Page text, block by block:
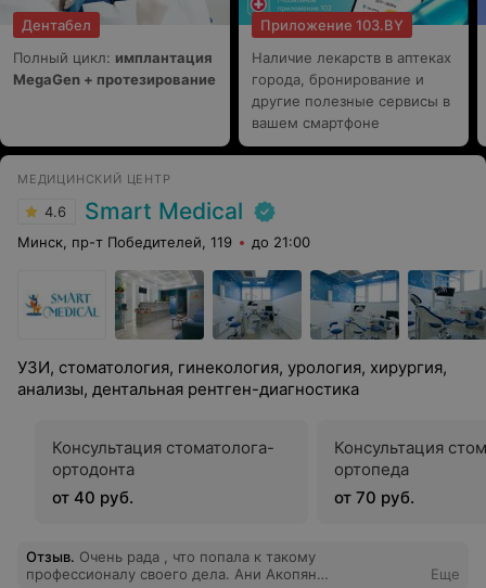
Дентабел
Полный цикл: имплантация
MegaGen + протезирование
Приложение 103.BY
Наличие лекарств в аптеках
города, бронирование и
другие полезные сервисы в
вашем смартфоне
МЕДИЦИНСКИЙ ЦЕНТР
4.6 Smart Medical
Минск, пр-т Победителей, 119 до 21:00
УЗИ, стоматология, гинекология, урология, хирургия,
анализы, дентальная рентген-диагностика
Консультация стоматолога-
ортодонта
от 40 руб.
Консультация
ортопеда
от 70 руб.
Отзыв. Очень рада , что попала к такому
профессионалу своего дела. Ани Акопян
Еще